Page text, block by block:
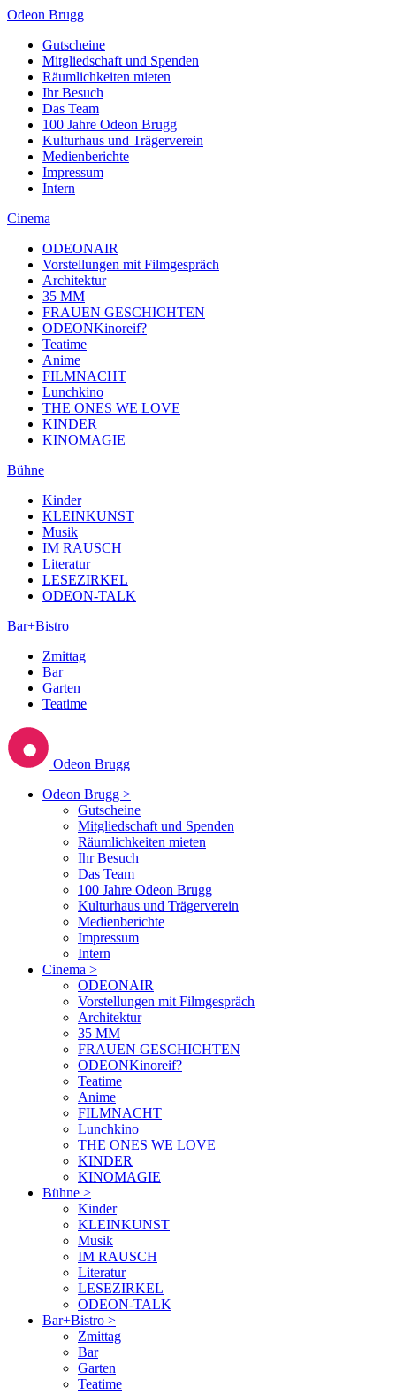
Odeon Brugg
Gutscheine
Mitgliedschaft und Spenden
Räumlichkeiten mieten
Ihr Besuch
Das Team
100 Jahre Odeon Brugg
Kulturhaus und Trägerverein
Medienberichte
Impressum
Intern
Cinema
ODEONAIR
Vorstellungen mit Filmgespräch
Architektur
35 MM
FRAUEN GESCHICHTEN
ODEONKinoreif?
Teatime
Anime
FILMNACHT
Lunchkino
THE ONES WE LOVE
KINDER
KINOMAGIE
Bühne
Kinder
KLEINKUNST
Musik
IM RAUSCH
Literatur
LESEZIRKEL
ODEON-TALK
Bar+Bistro
Zmittag
Bar
Garten
Teatime
Odeon Brugg
Odeon Brugg >
Gutscheine
Mitgliedschaft und Spenden
Räumlichkeiten mieten
Ihr Besuch
Das Team
100 Jahre Odeon Brugg
Kulturhaus und Trägerverein
Medienberichte
Impressum
Intern
Cinema >
ODEONAIR
Vorstellungen mit Filmgespräch
Architektur
35 MM
FRAUEN GESCHICHTEN
ODEONKinoreif?
Teatime
Anime
FILMNACHT
Lunchkino
THE ONES WE LOVE
KINDER
KINOMAGIE
Bühne >
Kinder
KLEINKUNST
Musik
IM RAUSCH
Literatur
LESEZIRKEL
ODEON-TALK
Bar+Bistro >
Zmittag
Bar
Garten
Teatime